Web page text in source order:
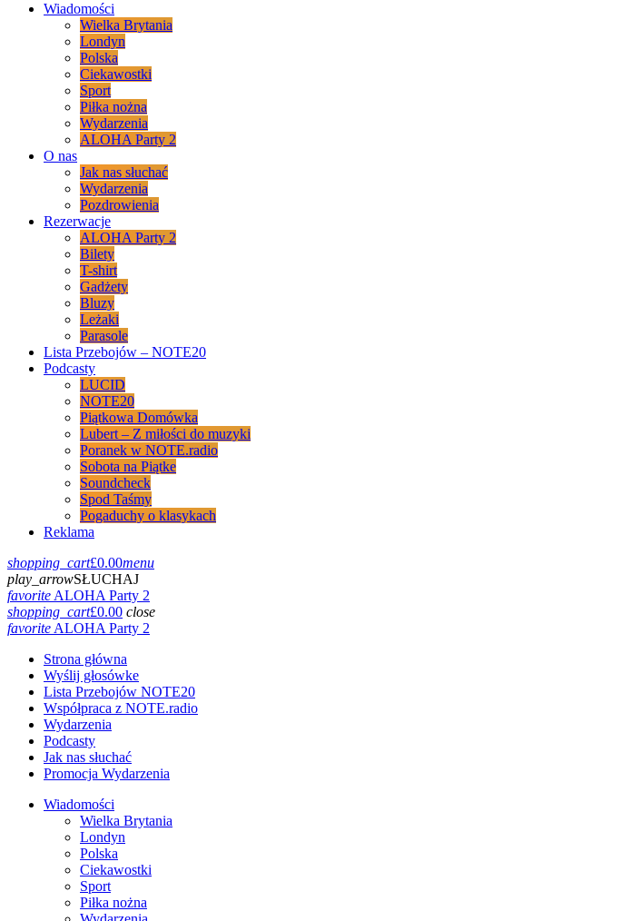
Wiadomości
Wielka Brytania
Londyn
Polska
Ciekawostki
Sport
Piłka nożna
Wydarzenia
ALOHA Party 2
O nas
Jak nas słuchać
Wydarzenia
Pozdrowienia
Rezerwacje
ALOHA Party 2
Bilety
T-shirt
Gadżety
Bluzy
Leżaki
Parasole
Lista Przebojów – NOTE20
Podcasty
LUCID
NOTE20
Piątkowa Domówka
Lubert – Z miłości do muzyki
Poranek w NOTE.radio
Sobota na Piątke
Soundcheck
Spod Taśmy
Pogaduchy o klasykach
Reklama
shopping_cart£0.00menu
play_arrowSŁUCHAJ
favoriteALOHA Party 2
shopping_cart£0.00 close
favoriteALOHA Party 2
Strona główna
Wyślij głosówke
Lista Przebojów NOTE20
Współpraca z NOTE.radio
Wydarzenia
Podcasty
Jak nas słuchać
Promocja Wydarzenia
Wiadomości
Wielka Brytania
Londyn
Polska
Ciekawostki
Sport
Piłka nożna